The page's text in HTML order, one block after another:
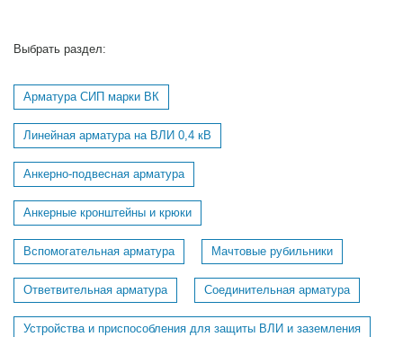
Выбрать раздел:
Арматура СИП марки ВК
Линейная арматура на ВЛИ 0,4 кВ
Анкерно-подвесная арматура
Анкерные кронштейны и крюки
Вспомогательная арматура Мачтовые рубильники
Ответвительная арматура Соединительная арматура
Устройства и приспособления для защиты ВЛИ и заземления